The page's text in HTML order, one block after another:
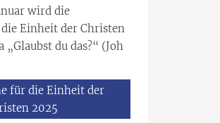
wird die
Einheit der Christen
du das?“ (Joh
für die Einheit der
2025